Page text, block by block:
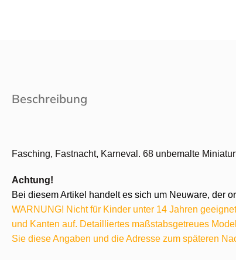
Beschreibung
Fasching, Fastnacht, Karneval. 68 unbemalte
Achtung!
Bei diesem Artikel handelt es sich um Neuware, der
WARNUNG! Nicht für Kinder unter 14 Jahren
und Kanten auf. Detailliertes maßstabsgetreues
Sie diese Angaben und die Adresse zum späteren